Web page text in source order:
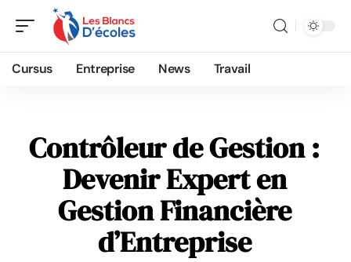
Cursus Entreprise News Travail
Contrôleur de Gestion :
Devenir Expert en
Gestion Financière
d’Entreprise